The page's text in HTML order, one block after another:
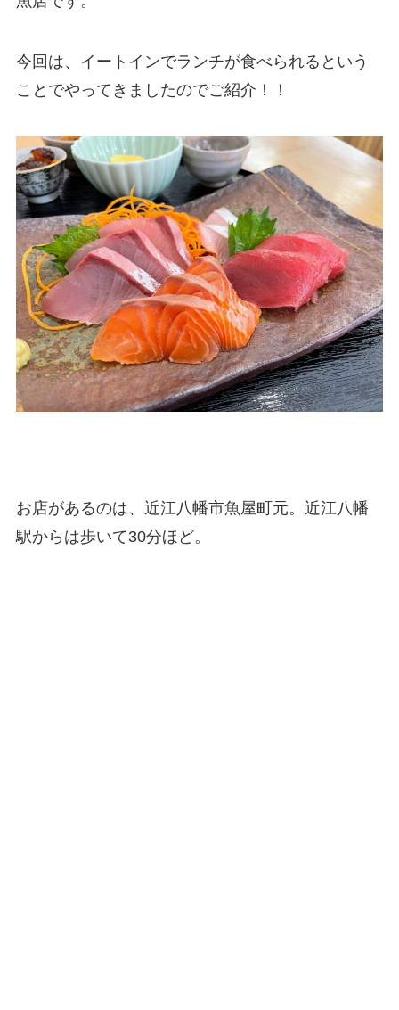
今回は、イートインでランチが食べられるという
ことでやってきましたのでご紹介！！
お店があるのは、近江八幡市魚屋町元。近江八幡
駅からは歩いて30分ほど。